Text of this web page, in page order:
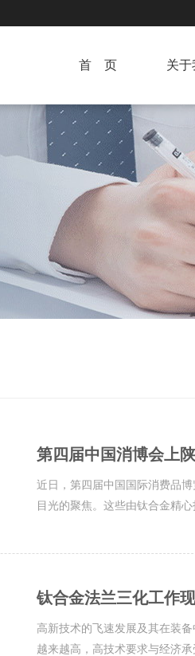
首 页 关于
第四届中国消博会上
近日，第四届中国国际消费品
目光的聚焦。这些由钛合金精
钛合金法兰三化工作
高新技术的飞速发展及其在装
越来越高，高技术要求与经济